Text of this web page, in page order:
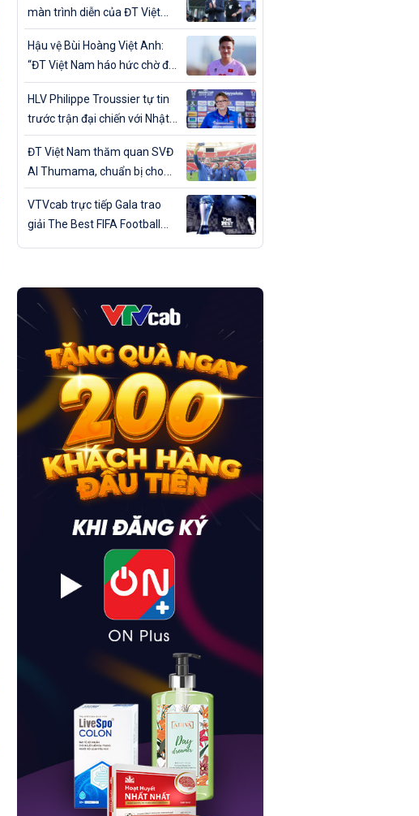
màn trình diễn của ĐT Việt
Nam trước Nhật Bản
Hậu vệ Bùi Hoàng Việt Anh:
“ĐT Việt Nam háo hức chờ đợi
trận đấu với Nhật Bản”
HLV Philippe Troussier tự tin
trước trận đại chiến với Nhật
Bản
ĐT Việt Nam thăm quan SVĐ
Al Thumama, chuẩn bị cho
trận gặp Nhật Bản
VTVcab trực tiếp Gala trao
giải The Best FIFA Football